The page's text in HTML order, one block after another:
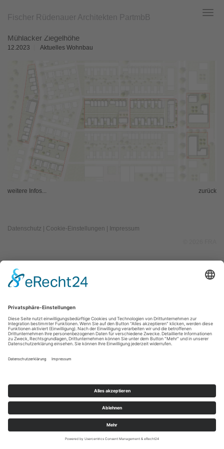
Hauptinhalt
springen
Fischer Rüdenauer Architekten PartmbB
Mühlacker Ziegelhöhe
12.2023 Aktuelles Wohnbau
weitere Infos... zurück
Datenschutz | Cookie-Einstellungen | Impressum